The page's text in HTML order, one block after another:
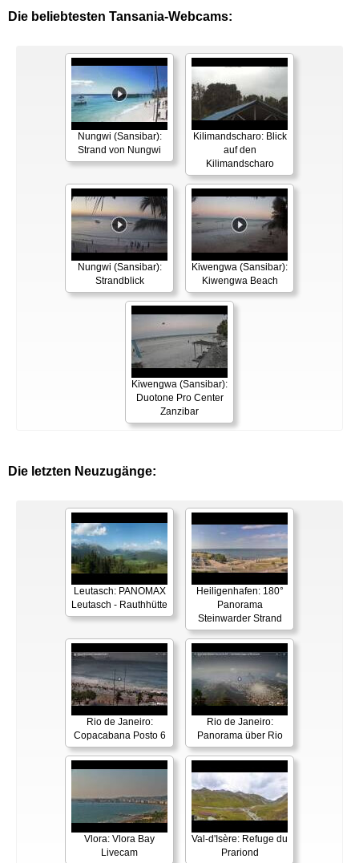
Die beliebtesten Tansania-Webcams:
Nungwi (Sansibar):
Strand von Nungwi
Kilimandscharo: Blick
auf den
Kilimandscharo
Nungwi (Sansibar):
Strandblick
Kiwengwa (Sansibar):
Kiwengwa Beach
Kiwengwa (Sansibar):
Duotone Pro Center
Zanzibar
Die letzten Neuzugänge:
Leutasch: PANOMAX
Leutasch - Rauthhütte
Heiligenhafen: 180°
Panorama
Steinwarder Strand
Rio de Janeiro:
Copacabana Posto 6
Rio de Janeiro:
Panorama über Rio
Vlora: Vlora Bay
Livecam
Val-d'Isère: Refuge du
Prariond